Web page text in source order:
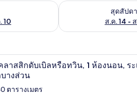
10
งในพรุ่งนี้ ส.ค. 9 - ส.ค. 10
สุดสัปด
ส.ค. 14 -
ตรวจสอบจำนวนห้องพั
ยง
าย
ด
มินิบาร์, โต๊ะทำงา
ลาสสิกดับเบิลหรือทวิน, 1 ห้องนอน, ระ
บางส่วน
ตารางเมตร